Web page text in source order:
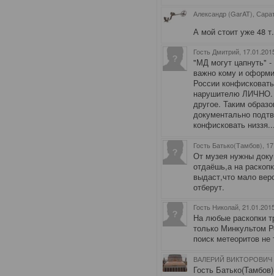
Александр (GarAT),
А мой стоит уже 48
Гость Дмитрий ,
"МД могут цапнуть"
важно кому и
России
нарушителю ЛИЧНО.
другое. Таким
документально
конфисковать
Гость Батько(Тамбов) ,
От музея нужны
отдаёшь,а на
выдаст,что мало
отберут.
Гость Николай ,
На любые раскопки
только Минкультом
поиск метеоритов
ВАЛЕРИЙ ВИКТОРОВИЧ
Гость